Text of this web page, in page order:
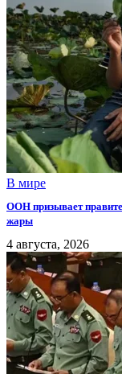
В мире
ООН призывает
жары
4 августа, 2026